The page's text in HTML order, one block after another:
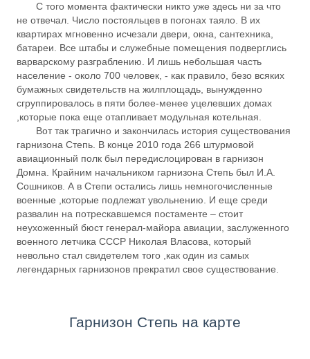
С того момента фактически никто уже здесь ни за что
не отвечал. Число постояльцев в погонах таяло. В их
квартирах мгновенно исчезали двери, окна, сантехника,
батареи. Все штабы и служебные помещения подверглись
варварскому разграблению. И лишь небольшая часть
население - около 700 человек, - как правило, безо всяких
бумажных свидетельств на жилплощадь, вынужденно
сгруппировалось в пяти более-менее уцелевших домах
,которые пока еще отапливает модульная котельная.
Вот так трагично и закончилась история существования
гарнизона Степь. В конце 2010 года 266 штурмовой
авиационный полк был передислоцирован в гарнизон
Домна. Крайним начальником гарнизона Степь был И.А.
Сошников. А в Степи остались лишь немногочисленные
военные ,которые подлежат увольнению. И еще среди
развалин на потрескавшемся постаменте – стоит
неухоженный бюст генерал-майора авиации, заслуженного
военного летчика СССР Николая Власова, который
невольно стал свидетелем того ,как один из самых
легендарных гарнизонов прекратил свое существование.
Гарнизон Степь на карте